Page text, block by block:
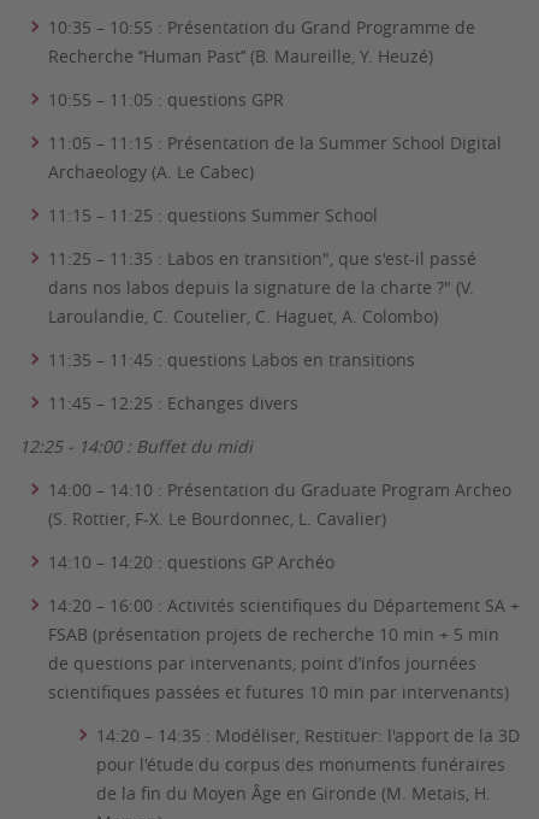
10:35 – 10:55 : Présentation du Grand Programme de
Recherche ‘’Human Past’’ (B. Maureille, Y. Heuzé)
10:55 – 11:05 : questions GPR
11:05 – 11:15 : Présentation de la Summer School Digital
Archaeology (A. Le Cabec)
11:15 – 11:25 : questions Summer School
11:25 – 11:35 : Labos en transition", que s'est-il passé
dans nos labos depuis la signature de la charte ?" (V.
Laroulandie, C. Coutelier, C. Haguet, A. Colombo)
11:35 – 11:45 : questions Labos en transitions
11:45 – 12:25 : Echanges divers
12:25 - 14:00 : Buffet du midi
14:00 – 14:10 : Présentation du Graduate Program Archeo
(S. Rottier, F-X. Le Bourdonnec, L. Cavalier)
14:10 – 14:20 : questions GP Archéo
14:20 – 16:00 : Activités scientifiques du Département SA +
FSAB (présentation projets de recherche 10 min + 5 min
de questions par intervenants, point d’infos journées
scientifiques passées et futures 10 min par intervenants)
14:20 – 14:35 : Modéliser, Restituer: l'apport de la 3D
pour l'étude du corpus des monuments funéraires
de la fin du Moyen Âge en Gironde (M. Metais, H.